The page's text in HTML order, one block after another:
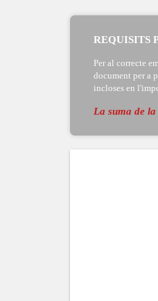
REQUISITS
Per al correcte
document per a
incloses en
La suma de